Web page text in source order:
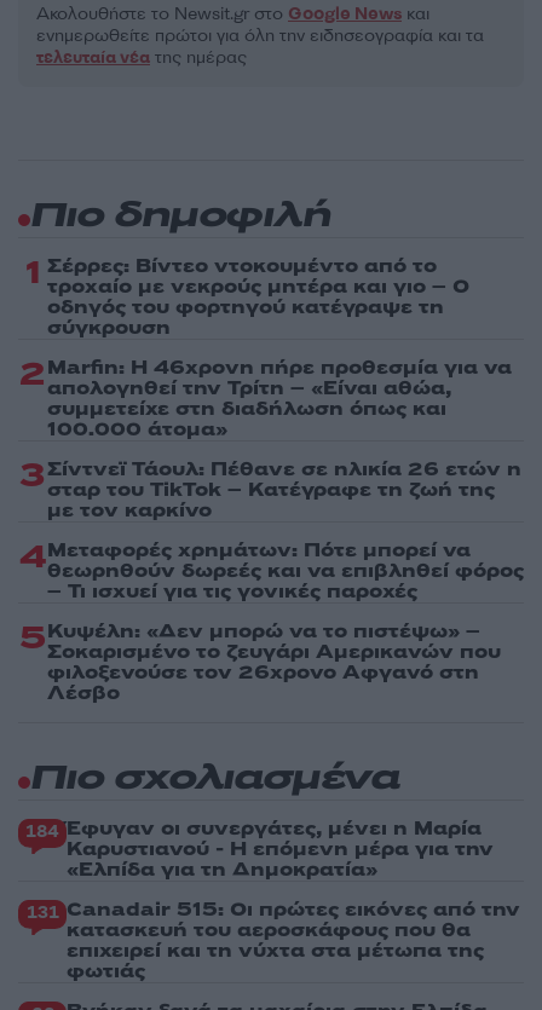
Ακολουθήστε το Νewsit.gr στο Google News και
ενημερωθείτε πρώτοι για όλη την ειδησεογραφία και τα
τελευταία νέα της ημέρας
Πιο δημοφιλή
1 Σέρρες: Βίντεο ντοκουμέντο από το
τροχαίο με νεκρούς μητέρα και γιο – Ο
οδηγός του φορτηγού κατέγραψε τη
σύγκρουση
2Marfin: Η 46χρονη πήρε προθεσμία για να
απολογηθεί την Τρίτη – «Είναι αθώα,
συμμετείχε στη διαδήλωση όπως και
100.000 άτομα»
3Σίντνεϊ Τάουλ: Πέθανε σε ηλικία 26 ετών η
σταρ του TikTok – Kατέγραφε τη ζωή της
με τον καρκίνο
4Μεταφορές χρημάτων: Πότε μπορεί να
θεωρηθούν δωρεές και να επιβληθεί φόρος
– Τι ισχυεί για τις γονικές παροχές
5Κυψέλη: «Δεν μπορώ να το πιστέψω» –
Σοκαρισμένο το ζευγάρι Αμερικανών που
φιλοξενούσε τον 26χρονο Αφγανό στη
Λέσβο
Πιο σχολιασμένα
184 Έφυγαν οι συνεργάτες, μένει η Μαρία
Καρυστιανού - Η επόμενη μέρα για την
«Ελπίδα για τη Δημοκρατία»
131 Canadair 515: Οι πρώτες εικόνες από την
κατασκευή του αεροσκάφους που θα
επιχειρεί και τη νύχτα στα μέτωπα της
φωτιάς